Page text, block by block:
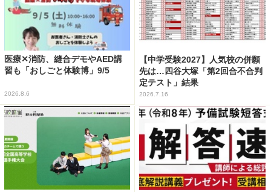
医療✕消防、縫合デモやAED講
習も「おしごと体験博」9/5
2026.8.6
【中学受験2027】人気校の併願
先は…四谷大塚「第2回合不合判
定テスト」結果
2026.7.16